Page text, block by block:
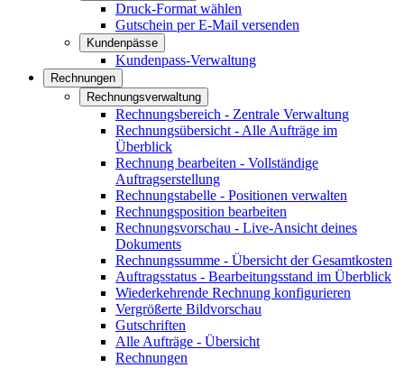
Druck-Format wählen
Gutschein per E-Mail versenden
Kundenpässe
Kundenpass-Verwaltung
Rechnungen
Rechnungsverwaltung
Rechnungsbereich - Zentrale Verwaltung
Rechnungsübersicht - Alle Aufträge im
Überblick
Rechnung bearbeiten - Vollständige
Auftragserstellung
Rechnungstabelle - Positionen verwalten
Rechnungsposition bearbeiten
Rechnungsvorschau - Live-Ansicht deines
Dokuments
Rechnungssumme - Übersicht der Gesamtkosten
Auftragsstatus - Bearbeitungsstand im Überblick
Wiederkehrende Rechnung konfigurieren
Vergrößerte Bildvorschau
Gutschriften
Alle Aufträge - Übersicht
Rechnungen